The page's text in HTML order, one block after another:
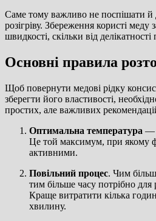
Саме тому важливо не поспішати й
розігріву. Збереження користі меду
швидкості, скільки від делікатності
Основні правила
Щоб повернути медові рідку
зберегти його властивості,
простих, але важливих
Оптимальна температура —
Це той максимум, при якому
активними.
Повільний процес. Чим
тим більше часу потрібно для
Краще витратити кілька
хвилину.